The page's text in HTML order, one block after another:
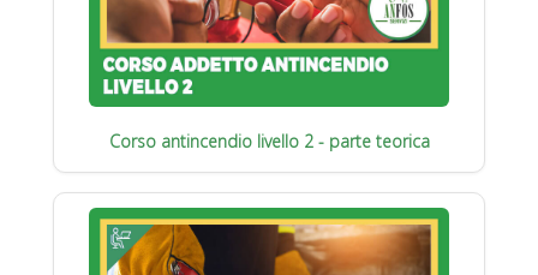
Corso antincendio livello 2 - parte teorica